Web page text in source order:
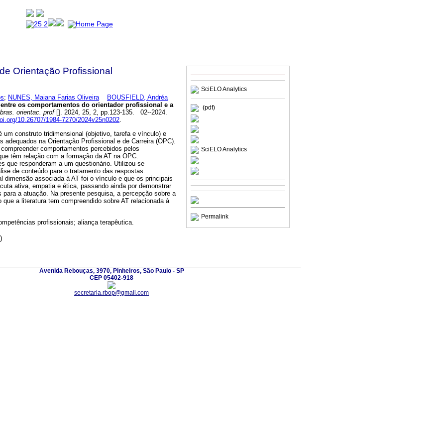
SciELO Analytics
(pdf)
SciELO Analytics
Permalink
Orientação Profissional
; NUNES, Maiana Farias Oliveira
BOUSFIELD, Andréa
entre os comportamentos do orientador profissional e a
orientac. prof[]. 2024, 25, 2, pp.123-135. 02--2024.
10.26707/1984-7270/2024v25n0202
um construto tridimensional (objetivo, tarefa e vínculo) e
adequados na Orientação Profissional e de Carreira (OPC).
comportamentos percebidos pelos
têm relação com a formação da AT na OPC.
que responderam a um questionário. Utilizou-se
de conteúdo para o tratamento das respostas.
dimensão associada à AT foi o vínculo e que os principais
ativa, empatia e ética, passando ainda por demonstrar
para a atuação. Na presente pesquisa, a percepção sobre a
a literatura tem compreendido sobre AT relacionada à
profissionais; aliança terapêutica.
)
Avenida Rebouças, 3970, Pinheiros, São Paulo - SP
CEP 05402-918
secretaria.rbop@gmail.com